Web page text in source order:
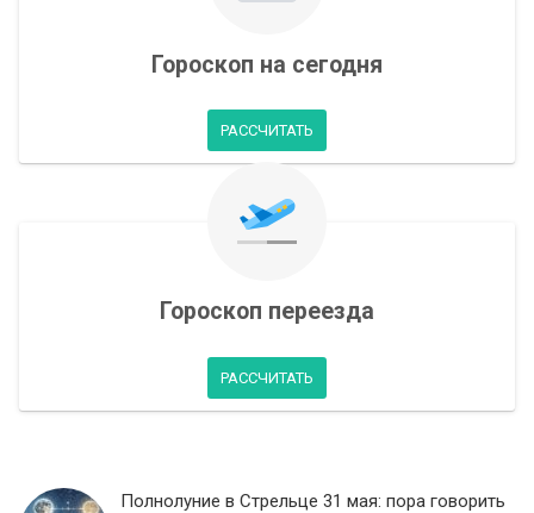
Гороскоп на сегодня
РАССЧИТАТЬ
Гороскоп переезда
РАССЧИТАТЬ
Полнолуние в Стрельце 31 мая: пора говорить